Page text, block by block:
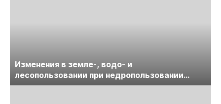
Изменения в земле-, водо- и
лесопользовании при недропользовании
обсудят на семинаре «ПравоТЭК»